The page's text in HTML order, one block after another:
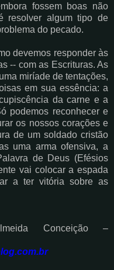
fossem boas não
resolver algum tipo de
do pecado.
devemos responder às
-- com as Escrituras. As
miríade de tentações,
em sua essência: a
da carne e a
podemos reconhecer e
os nossos corações e
de um soldado cristão
uma arma ofensiva, a
de Deus (Efésios
vai colocar a espada
a ter vitória sobre as
Conceição –